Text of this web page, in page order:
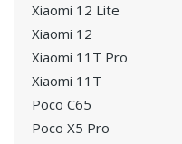
Xiaomi 12 Lite
Xiaomi 12
Xiaomi 11T Pro
Xiaomi 11T
Poco C65
Poco X5 Pro